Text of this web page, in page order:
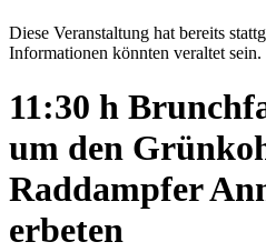
Diese Veranstaltung hat bereits
Informationen könnten veraltet sein.
11:30 h
um den
Raddampfer
erbeten